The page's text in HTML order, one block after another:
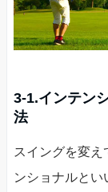
3-1.インテン
法
スイングを変
ンショナルと